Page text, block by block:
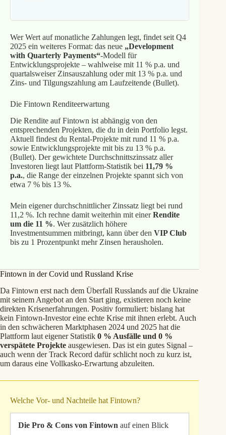
Wer Wert auf monatliche Zahlungen legt, findet seit Q4
2025 ein weiteres Format: das neue „Development
with Quarterly Payments“-Modell für
Entwicklungsprojekte – wahlweise mit 11 % p.a. und
quartalsweiser Zinsauszahlung oder mit 13 % p.a. und
Zins- und Tilgungszahlung am Laufzeitende (Bullet).
Die Fintown Renditeerwartung
Die Rendite auf Fintown ist abhängig von den
entsprechenden Projekten, die du in dein Portfolio legst.
Aktuell findest du Rental-Projekte mit rund 11 % p.a.
sowie Entwicklungsprojekte mit bis zu 13 % p.a.
(Bullet). Der gewichtete Durchschnittszinssatz aller
Investoren liegt laut Plattform-Statistik bei 11,79 %
p.a., die Range der einzelnen Projekte spannt sich von
etwa 7 % bis 13 %.
Mein eigener durchschnittlicher Zinssatz liegt bei rund
11,2 %. Ich rechne damit weiterhin mit einerRendite
um die 11 %. Wer zusätzlich höhere
Investmentsummen mitbringt, kann über den VIP Club
bis zu 1 Prozentpunkt mehr Zinsen herausholen.
Fintown in der Covid und Russland Krise
Da Fintown erst nach dem Überfall Russlands auf die Ukraine
mit seinem Angebot an den Start ging, existieren noch keine
direkten Krisenerfahrungen. Positiv formuliert: bislang hat
kein Fintown-Investor eine echte Krise mit ihnen erlebt. Auch
in den schwächeren Marktphasen 2024 und 2025 hat die
Plattform laut eigener Statistik 0 % Ausfälle und 0 %
verspätete Projekte ausgewiesen. Das ist ein gutes Signal –
auch wenn der Track Record dafür schlicht noch zu kurz ist,
um daraus eine Vollkasko-Erwartung abzuleiten.
Welche Vor- und Nachteile hat Fintown?
Die Pro & Cons von Fintown auf einen Blick